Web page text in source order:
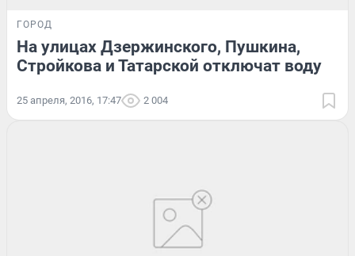
ГОРОД
На улицах Дзержинского, Пушкина,
Стройкова и Татарской отключат воду
25 апреля, 2016, 17:47 2 004